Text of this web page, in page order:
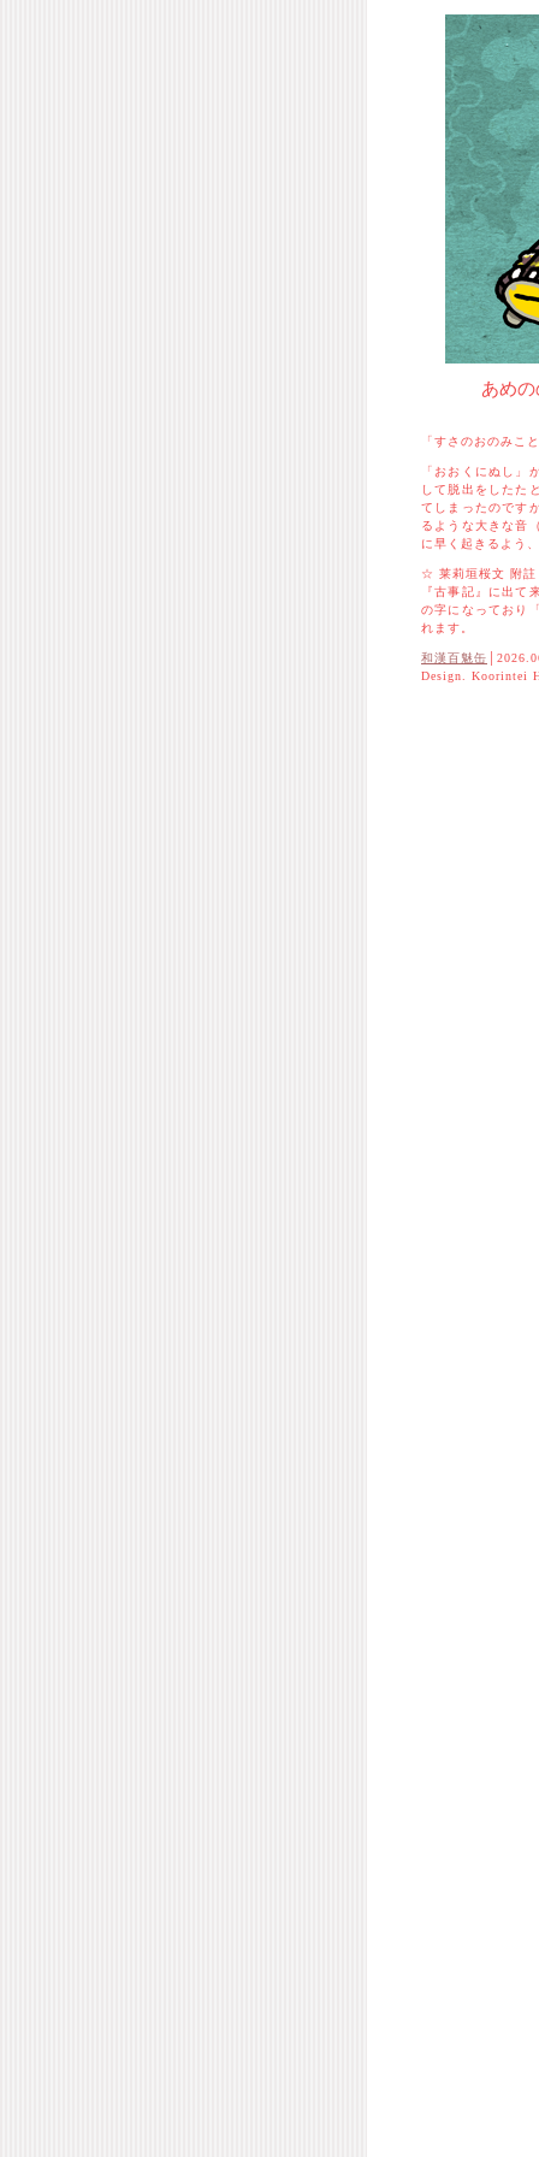
あめ
「すさのおのみこ
「おおくにぬし」
して脱出をしたた
てしまったのです
るような大きな音
に早く起きるよう
☆ 莱莉垣桜文 附註
『古事記』に出て
の字になっており
れます。
和漢百魅缶
Design. Koorintei